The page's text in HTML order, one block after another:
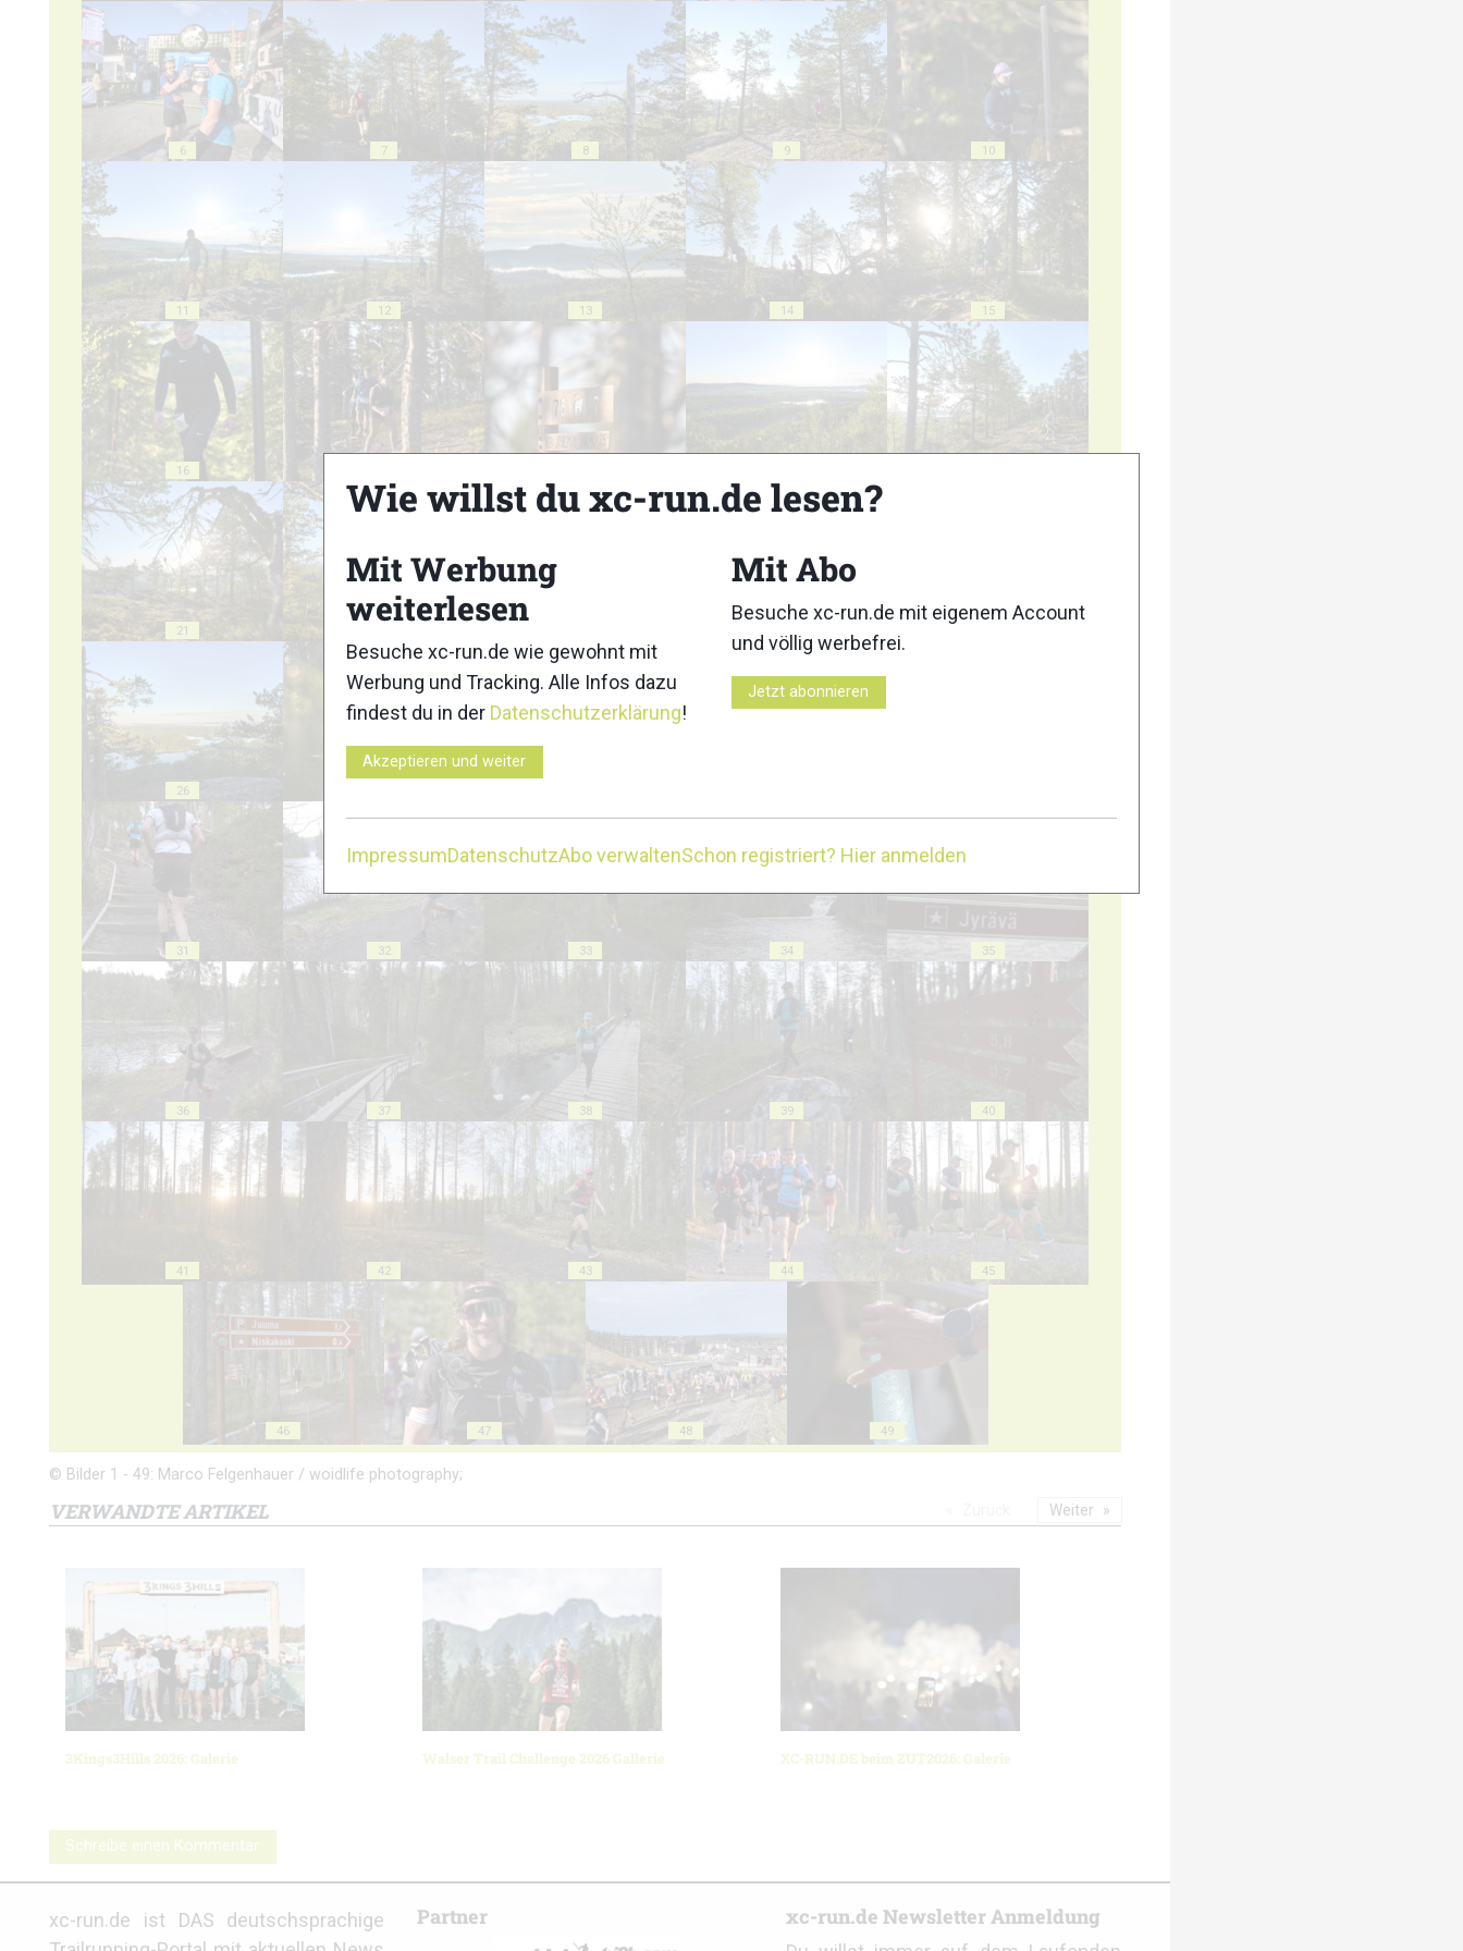
6 7 8 9 10
11 12 13 14 15
16
21
26
31 32 33 34 35
36 37 38 39 40
41 42 43 44 45
46 47 48 49
© Bilder 1 - 49: Marco Felgenhauer / woidlife photography;
VERWANDTE ARTIKEL
3Kings3Hills 2026: Galerie Walser Trail Challenge 2026 Gallerie XC-RUN.DE beim ZUT2026: Galerie
Weiter
Schreibe einen Kommentar
xc-run.de ist DAS deutschsprachige
Partner xc-run.de Newsletter Anmeldung
Wie willst du xc-run.de lesen?
Mit Werbung
weiterlesen
Besuche xc-run.de wie gewohnt mit
Werbung und Tracking. Alle Infos dazu
findest du in der Datenschutzerklärung!
Akzeptieren und weiter
Mit Abo
Besuche xc-run.de mit eigenem Account
und völlig werbefrei.
Jetzt abonnieren
ImpressumDatenschutzAbo verwaltenSchon registriert? Hier anmelden